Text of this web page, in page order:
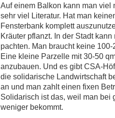
Auf einem Balkon kann man viel
sehr viel Literatur. Hat man
Fensterbank komplett
Kräuter pflanzt. In der Stadt
pachten. Man braucht keine
Eine kleine Parzelle mit 30-50
anzubauen. Und es gibt CSA-
die solidarische Landwirtschaft
an und man zahlt einen fixen
Solidarisch ist das, weil man bei
weniger bekommt.